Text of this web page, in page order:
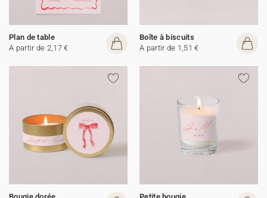
Plan de table
A partir de 2,17 €
Boîte à biscuits
A partir de 1,51 €